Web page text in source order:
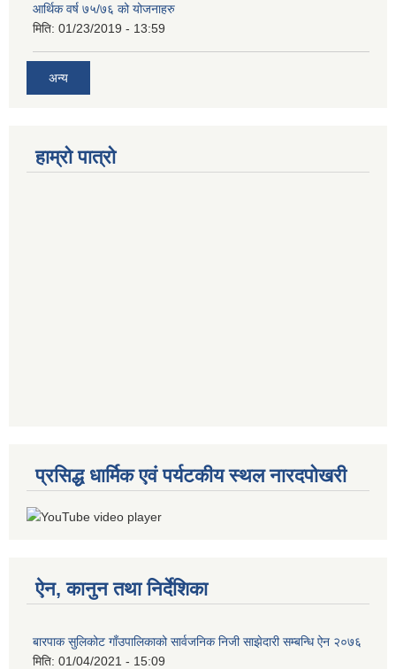
आर्थिक वर्ष ७५/७६ को योजनाहरु
मिति: 01/23/2019 - 13:59
अन्य
हाम्रो पात्रो
प्रसिद्ध धार्मिक एवं पर्यटकीय स्थल नारदपोखरी
ऐन, कानुन तथा निर्देशिका
बारपाक सुलिकोट गाँउपालिकाको सार्वजनिक निजी साझेदारी सम्बन्धि ऐन २०७६
मिति: 01/04/2021 - 15:09